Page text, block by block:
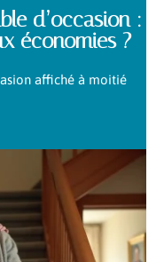
d’occasion :
économies ?
affiché à moitié